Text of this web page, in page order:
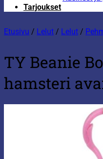
Tarjoukset
Etusivu / Lelut / Lelut /
TY Beanie
hamsteri